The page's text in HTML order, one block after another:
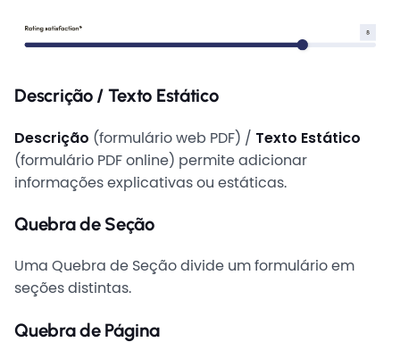
Descrição / Texto Estático
Descrição (formulário web PDF) / Texto Estático
(formulário PDF online) permite adicionar
informações explicativas ou estáticas.
Quebra de Seção
Uma Quebra de Seção divide um formulário em
seções distintas.
Quebra de Página